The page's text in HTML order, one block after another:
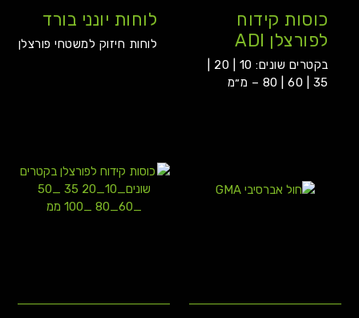
כוסות קידוח
לפורצלן ADI
בקטרים שונים: 10 | 20 |
35 | 60 | 80 – מ״מ
לוחות יונני בורד
לוחות חיזוק למשטחי פורצלן